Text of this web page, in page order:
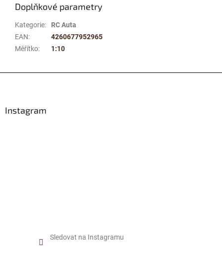
Doplňkové parametry
Kategorie:
RC Auta
EAN:
4260677952965
Měřítko: 1:10
Instagram
Sledovat na Instagramu